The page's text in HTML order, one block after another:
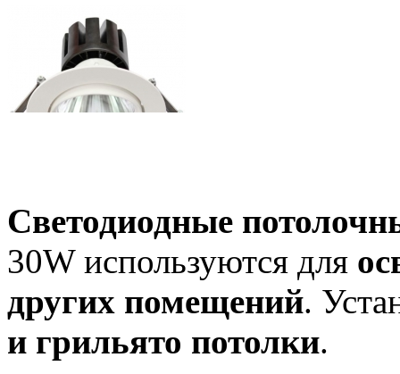
Светодиодные
30W используются для
других помещений.
и грильято потолки.